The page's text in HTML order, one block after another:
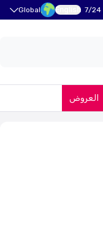
English
Global
العروض